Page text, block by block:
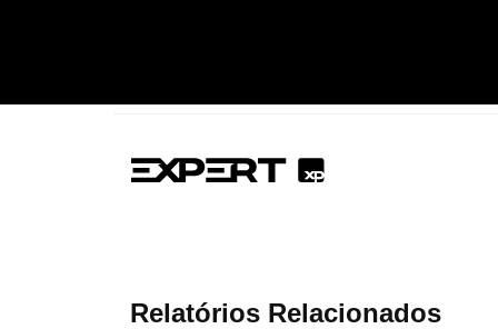
Relatórios Relacionados